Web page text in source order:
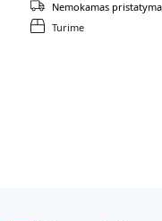
Turime
Nemokamas